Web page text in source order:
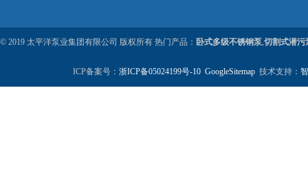
© 2019 太平洋泵业集团有限公司 版权所有 热门产品： 卧式多级不锈钢泵,切割式潜污
ICP备案号： 浙ICP备05024199号-10 GoogleSitemap 技术支持：